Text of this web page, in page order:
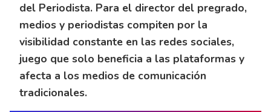
del Periodista. Para el director del pregrado,
medios y periodistas compiten por la
visibilidad constante en las redes sociales,
juego que solo beneficia a las plataformas y
afecta a los medios de comunicación
tradicionales.